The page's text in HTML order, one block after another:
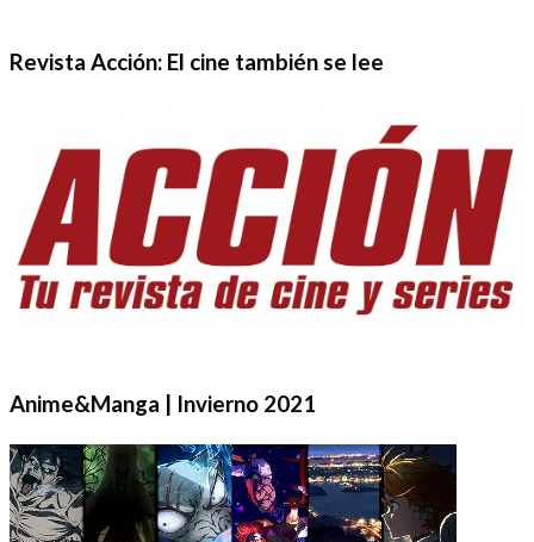
Revista Acción: El cine también se lee
Anime&Manga | Invierno 2021